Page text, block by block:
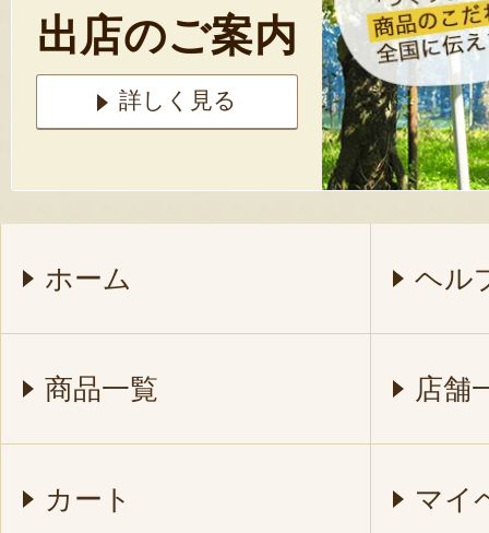
出店のご案内
詳しく見る
ホーム ヘル
商品一覧 店舗
カート マイ